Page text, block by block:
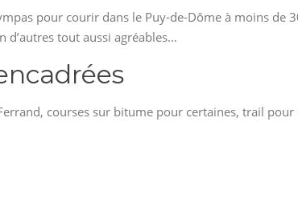
pour courir dans le Puy-de-Dôme à moins de
tout aussi agréables…
courses sur bitume pour certaines, trail pour